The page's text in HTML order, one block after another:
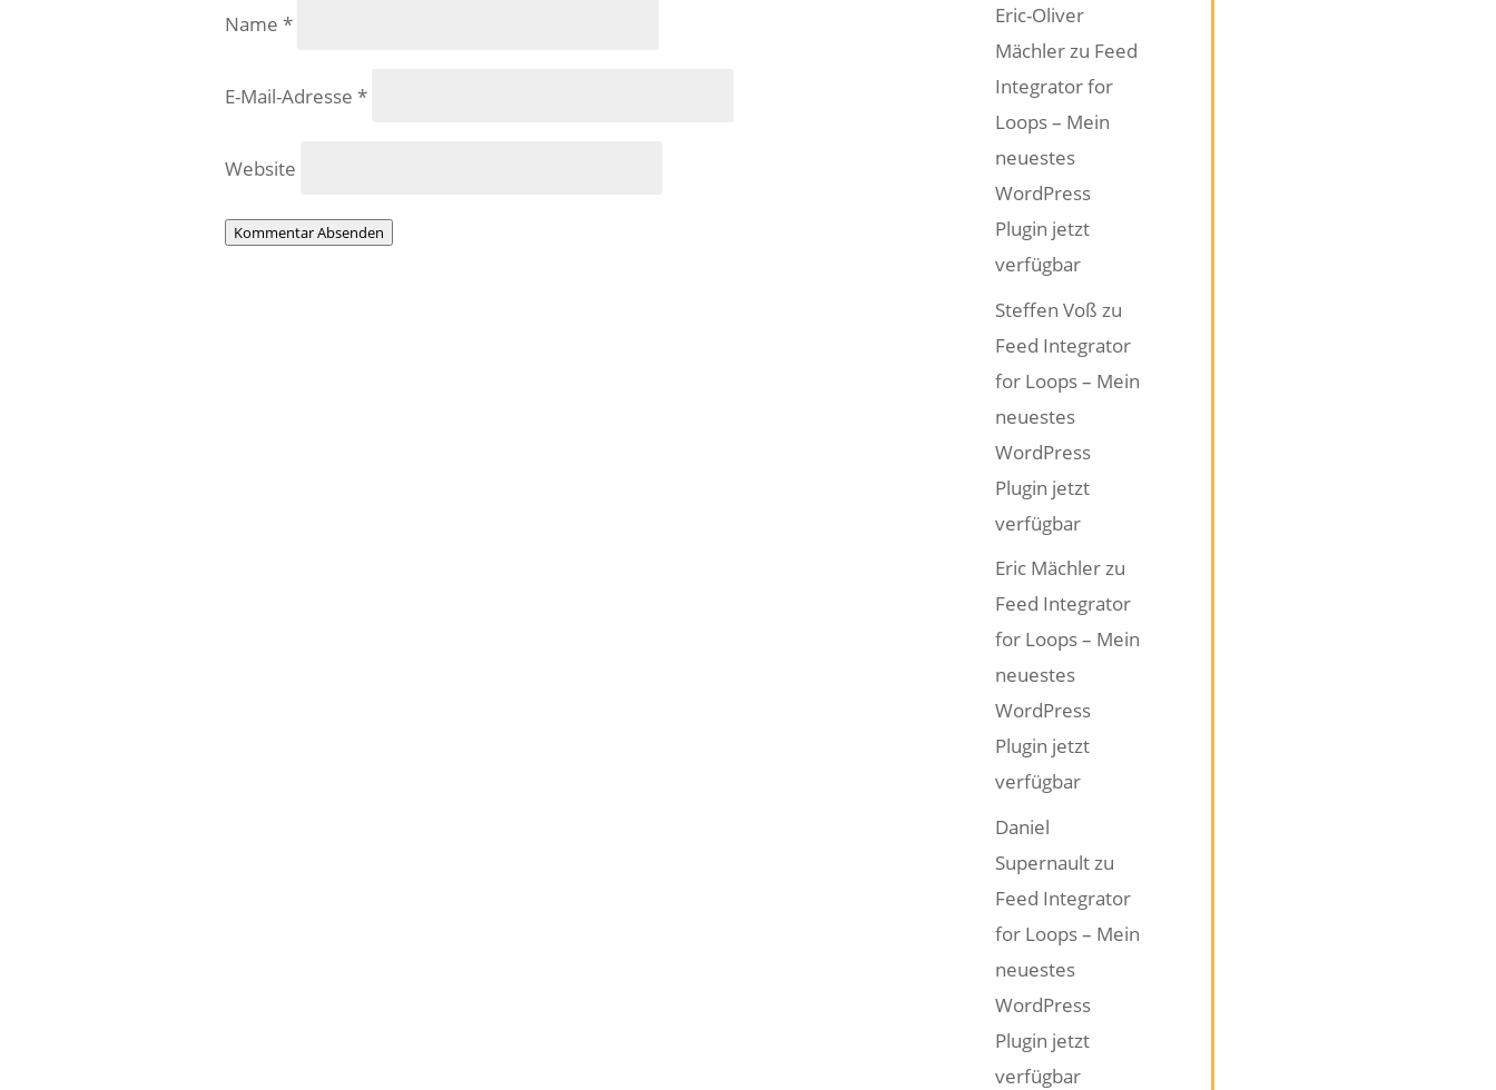
Name *
E-Mail-Adresse *
Website
Kommentar Absenden
Eric-Oliver
Mächlerzu Feed
Integrator for
Loops – Mein
neuestes
WordPress
Plugin jetzt
verfügbar
Steffen Voß zu
Feed Integrator
for Loops – Mein
neuestes
WordPress
Plugin jetzt
verfügbar
Eric Mächlerzu
Feed Integrator
for Loops – Mein
neuestes
WordPress
Plugin jetzt
verfügbar
Daniel
Supernaultzu
Feed Integrator
for Loops – Mein
neuestes
WordPress
Plugin jetzt
verfügbar